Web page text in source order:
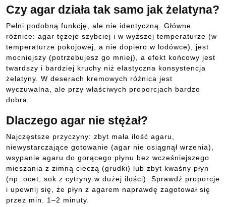
Czy agar działa tak samo jak żelatyna?
Pełni podobną funkcję, ale nie identyczną. Główne
różnice: agar tężeje szybciej i w wyższej temperaturze (w
temperaturze pokojowej, a nie dopiero w lodówce), jest
mocniejszy (potrzebujesz go mniej), a efekt końcowy jest
twardszy i bardziej kruchy niż elastyczna konsystencja
żelatyny. W deserach kremowych różnica jest
wyczuwalna, ale przy właściwych proporcjach bardzo
dobra.
Dlaczego agar nie stężał?
Najczęstsze przyczyny: zbyt mała ilość agaru,
niewystarczające gotowanie (agar nie osiągnął wrzenia),
wsypanie agaru do gorącego płynu bez wcześniejszego
mieszania z zimną cieczą (grudki) lub zbyt kwaśny płyn
(np. ocet, sok z cytryny w dużej ilości). Sprawdź proporcje
i upewnij się, że płyn z agarem naprawdę zagotował się
przez min. 1–2 minuty.